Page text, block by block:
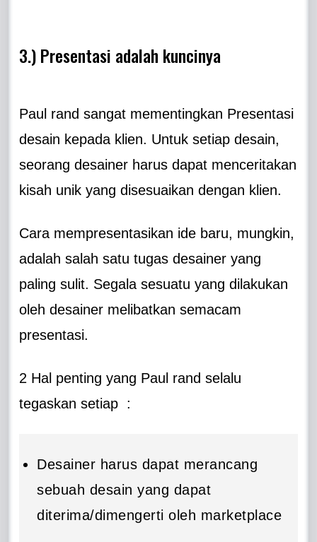
3.) Presentasi adalah kuncinya
Paul rand sangat mementingkan Presentasi
desain kepada klien. Untuk setiap desain,
seorang desainer harus dapat menceritakan
kisah unik yang disesuaikan dengan klien.
Cara mempresentasikan ide baru, mungkin,
adalah salah satu tugas desainer yang
paling sulit. Segala sesuatu yang dilakukan
oleh desainer melibatkan semacam
presentasi.
2 Hal penting yang Paul rand selalu
tegaskan setiap :
Desainer harus dapat merancang
sebuah desain yang dapat
diterima/dimengerti oleh marketplace